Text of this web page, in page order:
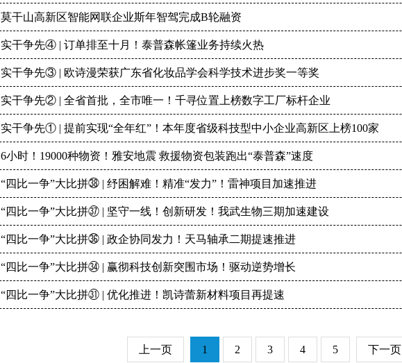
莫干山高新区智能网联企业斯年智驾完成B轮融资
实干争先④ | 订单排至十月！泰普森帐篷业务持续火热
实干争先③ | 欧诗漫荣获广东省化妆品学会科学技术进步奖一等奖
实干争先② | 全省首批，全市唯一！千寻位置上榜数字工厂标杆企业
实干争先① | 提前实现“全年红”！本年度省级科技型中小企业高新区上榜100家
6小时！19000种物资！雅安地震 救援物资包装跑出“泰普森”速度
“四比一争”大比拼㊳ | 纾困解难！精准“发力”！雷神项目加速推进
“四比一争”大比拼㊲ | 坚守一线！创新研发！我武生物三期加速建设
“四比一争”大比拼㊱ | 政企协同发力！天马轴承二期提速推进
“四比一争”大比拼㉞ | 赢彻科技创新突围市场！驱动逆势增长
“四比一争”大比拼㉛ | 优化推进！凯诗蕾新材料项目再提速
上一页 1 2 3 4 5 下一页